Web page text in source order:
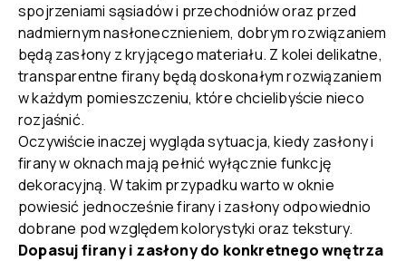
spojrzeniami sąsiadów i przechodniów oraz przed
nadmiernym nasłonecznieniem, dobrym rozwiązaniem
będą zasłony z kryjącego materiału. Z kolei delikatne,
transparentne firany będą doskonałym rozwiązaniem
w każdym pomieszczeniu, które chcielibyście nieco
rozjaśnić.
Oczywiście inaczej wygląda sytuacja, kiedy zasłony i
firany w oknach mają pełnić wyłącznie funkcję
dekoracyjną. W takim przypadku warto w oknie
powiesić jednocześnie firany i zasłony odpowiednio
dobrane pod względem kolorystyki oraz tekstury.
Dopasuj firany i zasłony do konkretnego wnętrza